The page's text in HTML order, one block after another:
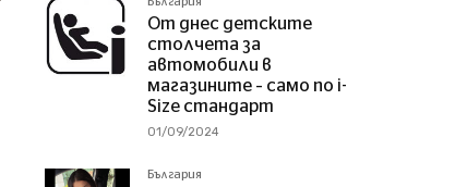
От днес детските
столчета за
автомобили в
магазините – само по i-
Size стандарт
01/09/2024
България